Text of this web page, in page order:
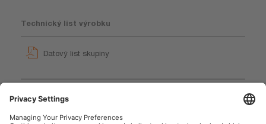
Technický list výrobku
Datový list skupiny
LEDinspect WIRE-FREE
PRO 600
User instruction
bezpečnostním symbolům